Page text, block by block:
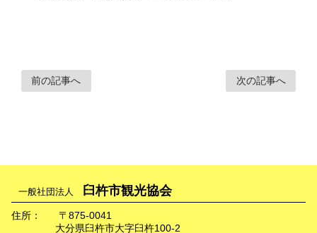
前の記事へ 次の記事へ
一般社団法人 臼杵市観光協会
住所：
〒875-0041
大分県臼杵市大字臼杵100-2